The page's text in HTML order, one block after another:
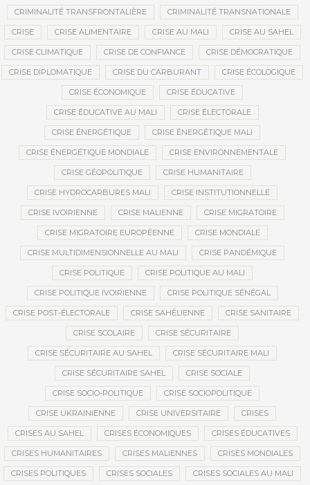
CRIMINALITÉ TRANSFRONTALIÈRE CRIMINALITÉ TRANSNATIONALE
CRISE CRISE ALIMENTAIRE CRISE AU MALI CRISE AU SAHEL
CRISE CLIMATIQUE CRISE DE CONFIANCE CRISE DÉMOCRATIQUE
CRISE DIPLOMATIQUE CRISE DU CARBURANT CRISE ÉCOLOGIQUE
CRISE ÉCONOMIQUE CRISE ÉDUCATIVE
CRISE ÉDUCATIVE AU MALI CRISE ÉLECTORALE
CRISE ÉNERGÉTIQUE CRISE ÉNERGÉTIQUE MALI
CRISE ÉNERGÉTIQUE MONDIALE CRISE ENVIRONNEMENTALE
CRISE GÉOPOLITIQUE CRISE HUMANITAIRE
CRISE HYDROCARBURES MALI CRISE INSTITUTIONNELLE
CRISE IVOIRIENNE CRISE MALIENNE CRISE MIGRATOIRE
CRISE MIGRATOIRE EUROPÉENNE CRISE MONDIALE
CRISE MULTIDIMENSIONNELLE AU MALI CRISE PANDÉMIQUE
CRISE POLITIQUE CRISE POLITIQUE AU MALI
CRISE POLITIQUE IVOIRIENNE CRISE POLITIQUE SÉNÉGAL
CRISE POST-ÉLECTORALE CRISE SAHÉLIENNE CRISE SANITAIRE
CRISE SCOLAIRE CRISE SÉCURITAIRE
CRISE SÉCURITAIRE AU SAHEL CRISE SÉCURITAIRE MALI
CRISE SÉCURITAIRE SAHEL CRISE SOCIALE
CRISE SOCIO-POLITIQUE CRISE SOCIOPOLITIQUE
CRISE UKRAINIENNE CRISE UNIVERSITAIRE CRISES
CRISES AU SAHEL CRISES ÉCONOMIQUES CRISES ÉDUCATIVES
CRISES HUMANITAIRES CRISES MALIENNES CRISES MONDIALES
CRISES POLITIQUES CRISES SOCIALES CRISES SOCIALES AU MALI